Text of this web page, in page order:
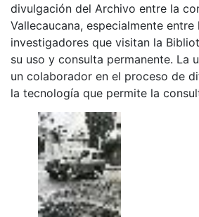
divulgación del Archivo entre la
Vallecaucana, especialmente
investigadores que visitan la
su uso y consulta permanente. La
un colaborador en el proceso de
la tecnología que permite la